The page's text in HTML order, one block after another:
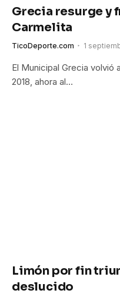
Grecia resurge y
Carmelita
TicoDeporte.com 1
El Municipal Grecia volvió
2018, ahora al…
Limón por fin
deslucido